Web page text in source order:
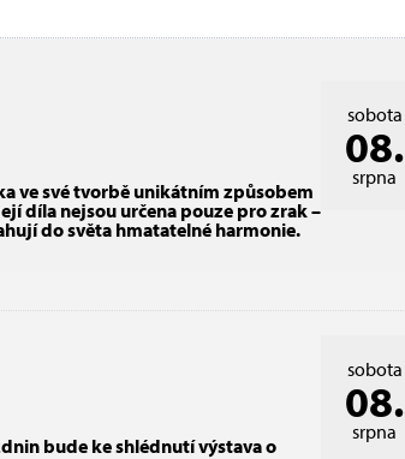
sobota
08.
srpna
ve své tvorbě unikátním způsobem
díla nejsou určena pouze pro zrak –
do světa hmatatelné harmonie.
sobota
08.
srpna
bude ke shlédnutí výstava o